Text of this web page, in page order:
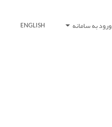
ورود به سامانه ENGLISH